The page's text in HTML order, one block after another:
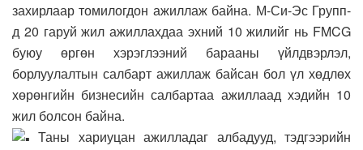
захирлаар томилогдон ажиллаж байна. М-Си-Эс Групп-
д 20 гаруй жил ажиллахдаа эхний 10 жилийг нь FMCG
буюу өргөн хэрэглээний барааны үйлдвэрлэл,
борлуулалтын салбарт ажиллаж байсан бол үл хөдлөх
хөрөнгийн бизнесийн салбартаа ажиллаад хэдийн 10
жил болсон байна.
Таны хариуцан ажилладаг албадууд, тэдгээрийн